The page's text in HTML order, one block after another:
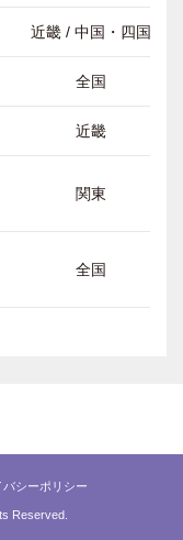
近畿 / 中国・四国
全国
近畿
関東
全国
バシーポリシー
Reserved.